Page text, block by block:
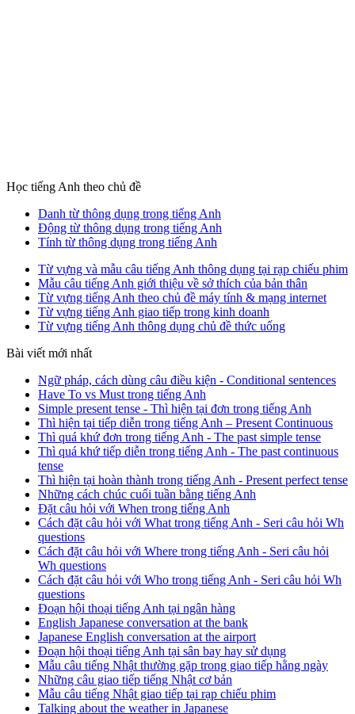
Học tiếng Anh theo chủ đề
Danh từ thông dụng trong tiếng Anh
Động từ thông dụng trong tiếng Anh
Tính từ thông dụng trong tiếng Anh
Từ vựng và mẫu câu tiếng Anh thông dụng tại rạp chiếu phim
Mẫu câu tiếng Anh giới thiệu về sở thích của bản thân
Từ vựng tiếng Anh theo chủ đề máy tính & mạng internet
Từ vựng tiếng Anh giao tiếp trong kinh doanh
Từ vựng tiếng Anh thông dụng chủ đề thức uống
Bài viết mới nhất
Ngữ pháp, cách dùng câu điều kiện - Conditional sentences
Have To vs Must trong tiếng Anh
Simple present tense - Thì hiện tại đơn trong tiếng Anh
Thì hiện tại tiếp diễn trong tiếng Anh – Present Continuous
Thì quá khứ đơn trong tiếng Anh - The past simple tense
Thì quá khứ tiếp diễn trong tiếng Anh - The past continuous
tense
Thì hiện tại hoàn thành trong tiếng Anh - Present perfect tense
Những cách chúc cuối tuần bằng tiếng Anh
Đặt câu hỏi với When trong tiếng Anh
Cách đặt câu hỏi với What trong tiếng Anh - Seri câu hỏi Wh
questions
Cách đặt câu hỏi với Where trong tiếng Anh - Seri câu hỏi
Wh questions
Cách đặt câu hỏi với Who trong tiếng Anh - Seri câu hỏi Wh
questions
Đoạn hội thoại tiếng Anh tại ngân hàng
English Japanese conversation at the bank
Japanese English conversation at the airport
Đoạn hội thoại tiếng Anh tại sân bay hay sử dụng
Mẫu câu tiếng Nhật thường gặp trong giao tiếp hằng ngày
Những câu giao tiếp tiếng Nhật cơ bản
Mẫu câu tiếng Nhật giao tiếp tại rạp chiếu phim
Talking about the weather in Japanese